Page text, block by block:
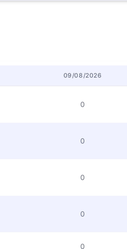
09/08/2026
0
0
0
0
0